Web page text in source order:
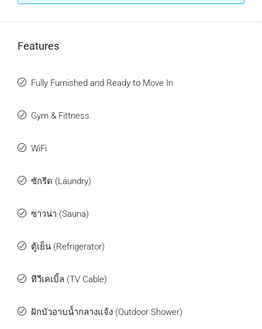
Features
Fully Furnished and Ready to Move In
Gym & Fittness
WiFi
ซักรีด (Laundry)
ซาวน่า (Sauna)
ตู้เย็น (Refrigerator)
ทีวีเคเบิ้ล (TV Cable)
ฝักบัวอาบน้ำกลางแจ้ง (Outdoor Shower)